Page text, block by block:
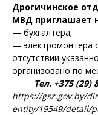
Дрогичинское
МВД приглашает
— бухгалтера;
— электромонтера
отсутствии
организовано по
Тел. +375 (29)
https://gsz.gov.by/
entity/19549/detail/